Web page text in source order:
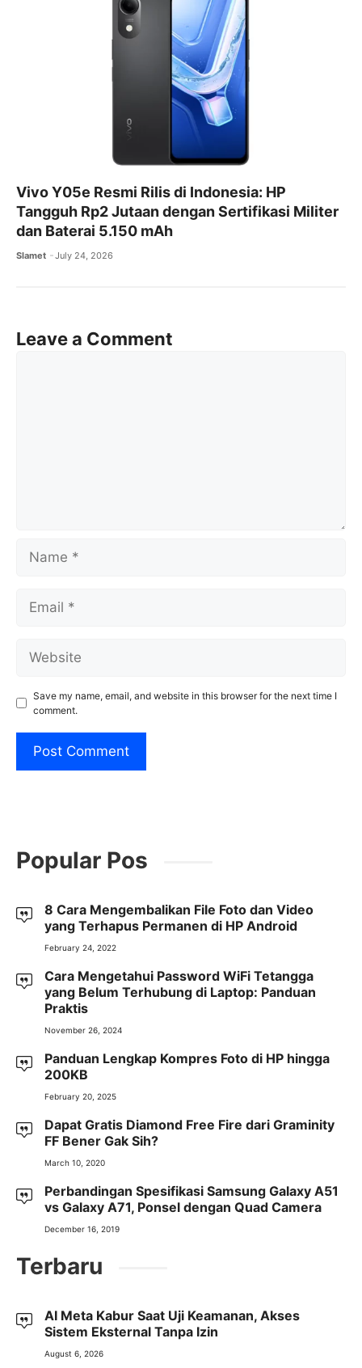
Vivo Y05e Resmi Rilis di Indonesia: HP
Tangguh Rp2 Jutaan dengan Sertifikasi Militer
dan Baterai 5.150 mAh
Slamet July 24, 2026
Leave a Comment
Save my name, email, and website in this browser for the next time I
comment.
Popular Pos
8 Cara Mengembalikan File Foto dan Video
yang Terhapus Permanen di HP Android
February 24, 2022
Cara Mengetahui Password WiFi Tetangga
yang Belum Terhubung di Laptop: Panduan
Praktis
November 26, 2024
Panduan Lengkap Kompres Foto di HP hingga
200KB
February 20, 2025
Dapat Gratis Diamond Free Fire dari Graminity
FF Bener Gak Sih?
March 10, 2020
Perbandingan Spesifikasi Samsung Galaxy A51
vs Galaxy A71, Ponsel dengan Quad Camera
December 16, 2019
Terbaru
AI Meta Kabur Saat Uji Keamanan, Akses
Sistem Eksternal Tanpa Izin
August 6, 2026